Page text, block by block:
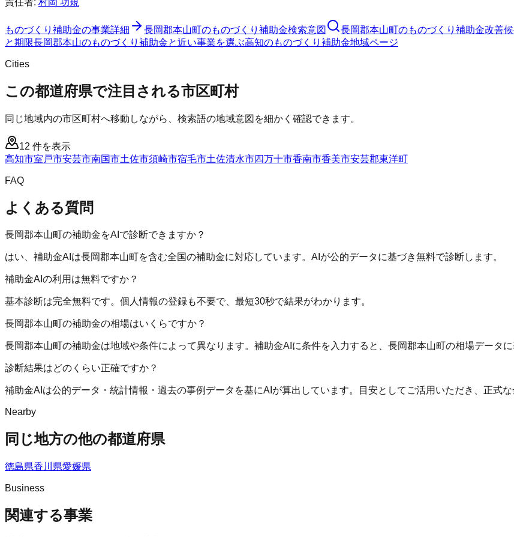
ものづくり補助金の事業詳細 長岡郡本山町のものづくり補助金検索意図 長岡郡本山町のものづくり補助金改善
と期限長岡郡本山のものづくり補助金と近い事業を選ぶ高知のものづくり補助金地域ページ
Cities
この都道府県で注目される市区町村
同じ地域内の市区町村へ移動しながら、検索語の地域意図を細かく確認できます。
12 件を表示
高知市室戸市安芸市南国市土佐市須崎市宿毛市土佐清水市四万十市香南市香美市安芸郡東洋町
FAQ
よくある質問
長岡郡本山町の補助金をAIで診断できますか？
はい、補助金AIは長岡郡本山町を含む全国の補助金に対応しています。AIが公的データに基づき無料で診断します。
補助金AIの利用は無料ですか？
基本診断は完全無料です。個人情報の登録も不要で、最短30秒で結果がわかります。
長岡郡本山町の補助金の相場はいくらですか？
長岡郡本山町の補助金は地域や条件によって異なります。補助金AIに条件を入力すると、長岡郡本山町の相場データ
診断結果はどのくらい正確ですか？
補助金AIは公的データ・統計情報・過去の事例データを基にAIが算出しています。目安としてご活用いただき、正式な
Nearby
同じ地方の他の都道府県
徳島県香川県愛媛県
Business
関連する事業